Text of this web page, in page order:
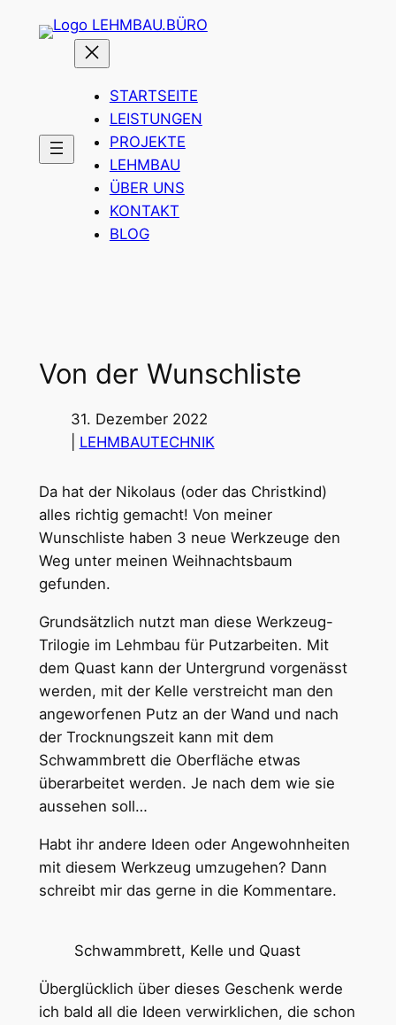
Inhalt
STARTSEITE
LEISTUNGEN
PROJEKTE
LEHMBAU
ÜBER UNS
KONTAKT
BLOG
Von der Wunschliste
31. Dezember 2022
LEHMBAUTECHNIK
Da hat der Nikolaus (oder das Christkind)
alles richtig gemacht! Von meiner
Wunschliste haben 3 neue Werkzeuge den
Weg unter meinen Weihnachtsbaum
gefunden.
Grundsätzlich nutzt man diese Werkzeug-
Trilogie im Lehmbau für Putzarbeiten. Mit
dem Quast kann der Untergrund vorgenässt
werden, mit der Kelle verstreicht man den
angeworfenen Putz an der Wand und nach
der Trocknungszeit kann mit dem
Schwammbrett die Oberfläche etwas
überarbeitet werden. Je nach dem wie sie
aussehen soll…
Habt ihr andere Ideen oder Angewohnheiten
mit diesem Werkzeug umzugehen? Dann
schreibt mir das gerne in die Kommentare.
Schwammbrett, Kelle und Quast
Überglücklich über dieses Geschenk werde
ich bald all die Ideen verwirklichen, die schon